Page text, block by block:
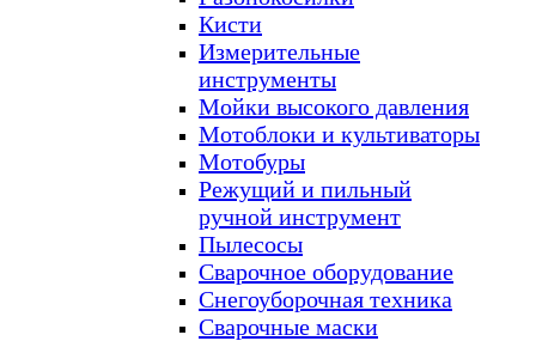
Кисти
Измерительные
инструменты
Мойки высокого давления
Мотоблоки и культиваторы
Мотобуры
Режущий и пильный
ручной инструмент
Пылесосы
Сварочное оборудование
Снегоуборочная техника
Сварочные маски